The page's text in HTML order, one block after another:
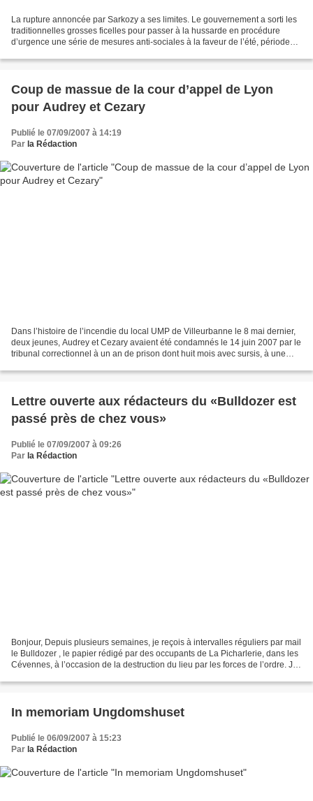
La rupture annoncée par Sarkozy a ses limites. Le gouvernement a sorti les
traditionnelles grosses ficelles pour passer à la hussarde en procédure
d’urgence une série de mesures anti-sociales à la faveur de l’été, période
Coup de massue de la cour d’appel de Lyon
pour Audrey et Cezary
Publié le 07/09/2007 à 14:19
Par la Rédaction
Dans l’histoire de l’incendie du local UMP de Villeurbanne le 8 mai dernier,
deux jeunes, Audrey et Cezary avaient été condamnés le 14 juin 2007 par le
tribunal correctionnel à un an de prison dont huit mois avec sursis, à une
Lettre ouverte aux rédacteurs du «Bulldozer est
passé près de chez vous»
Publié le 07/09/2007 à 09:26
Par la Rédaction
Bonjour, Depuis plusieurs semaines, je reçois à intervalles réguliers par mail
le Bulldozer , le papier rédigé par des occupants de La Picharlerie, dans les
Cévennes, à l’occasion de la destruction du lieu par les forces de l’ordre. J’ai
In memoriam Ungdomshuset
Publié le 06/09/2007 à 15:23
Par la Rédaction